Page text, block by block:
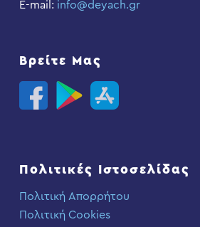
E-mail: info@deyach.gr
Βρείτε Μας
Πολιτικές Ιστοσελίδας
Πολιτική Απορρήτου
Πολιτική Cookies